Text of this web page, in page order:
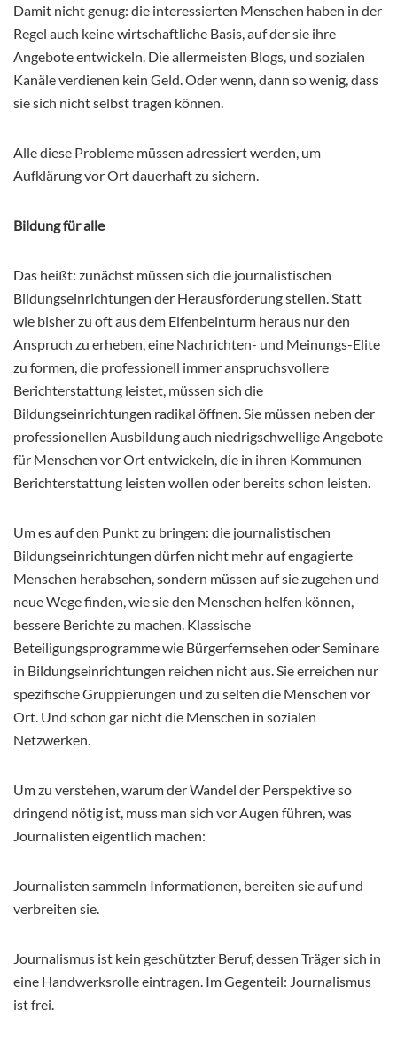
Damit nicht genug: die interessierten Menschen haben in der
Regel auch keine wirtschaftliche Basis, auf der sie ihre
Angebote entwickeln. Die allermeisten Blogs, und sozialen
Kanäle verdienen kein Geld. Oder wenn, dann so wenig, dass
sie sich nicht selbst tragen können.
Alle diese Probleme müssen adressiert werden, um
Aufklärung vor Ort dauerhaft zu sichern.
Bildung für alle
Das heißt: zunächst müssen sich die journalistischen
Bildungseinrichtungen der Herausforderung stellen. Statt
wie bisher zu oft aus dem Elfenbeinturm heraus nur den
Anspruch zu erheben, eine Nachrichten- und Meinungs-Elite
zu formen, die professionell immer anspruchsvollere
Berichterstattung leistet, müssen sich die
Bildungseinrichtungen radikal öffnen. Sie müssen neben der
professionellen Ausbildung auch niedrigschwellige Angebote
für Menschen vor Ort entwickeln, die in ihren Kommunen
Berichterstattung leisten wollen oder bereits schon leisten.
Um es auf den Punkt zu bringen: die journalistischen
Bildungseinrichtungen dürfen nicht mehr auf engagierte
Menschen herabsehen, sondern müssen auf sie zugehen und
neue Wege finden, wie sie den Menschen helfen können,
bessere Berichte zu machen. Klassische
Beteiligungsprogramme wie Bürgerfernsehen oder Seminare
in Bildungseinrichtungen reichen nicht aus. Sie erreichen nur
spezifische Gruppierungen und zu selten die Menschen vor
Ort. Und schon gar nicht die Menschen in sozialen
Netzwerken.
Um zu verstehen, warum der Wandel der Perspektive so
dringend nötig ist, muss man sich vor Augen führen, was
Journalisten eigentlich machen:
Journalisten sammeln Informationen, bereiten sie auf und
verbreiten sie.
Journalismus ist kein geschützter Beruf, dessen Träger sich in
eine Handwerksrolle eintragen. Im Gegenteil: Journalismus
ist frei.